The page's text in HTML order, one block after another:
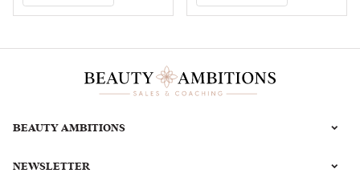
NEWSLETTER
BEAUTY AMBITIONS